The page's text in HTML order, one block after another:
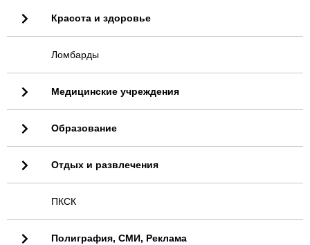
Красота и здоровье
Ломбарды
Медицинские учреждения
Образование
Отдых и развлечения
ПКСК
Полиграфия, СМИ, Реклама